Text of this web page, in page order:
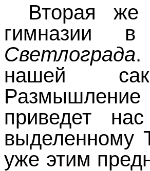
Вторая же
гимназии
Светлограда.
нашей
приведет
выделенному
уже этим